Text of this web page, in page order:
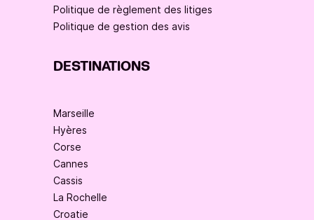
Politique de règlement des litiges
Politique de gestion des avis
DESTINATIONS
Marseille
Hyères
Corse
Cannes
Cassis
La Rochelle
Croatie